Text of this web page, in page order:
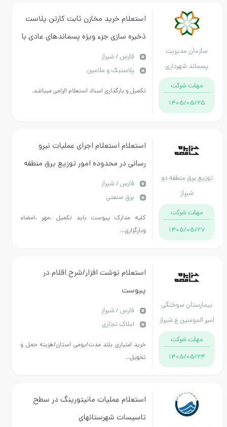
مدیریت
شهرداری
شیراز
شرکت
1405/
استعلام خرید مخازن ثابت کارتن پلاست
ذخیره سازی جزء ویژه پسماندهای عادی با
ظرفیت های 2 و 5 و 60 لیتر بر اساس
مشخصات فنی موجود در اسناد استعلام
فارس / شیراز
پلاستیک و ملامین
تکمیل و بارگذاری اسناد استعلام الزامی میباشد.
منطقه دو
شرکت
1405/
استعلام استعلام اجرای عملیات نیرو
رسانی در محدوده امور توزیع برق منطقه
2 شیراز انجام کار بهمراه عقد قرارداد مدت
زمان انجام کار 4 ماه شمسی است
فارس / شیراز
برق صنعتی
کلیه مدارک پیوست باید تکمیل ،مهر ،امضاء
وبارگزاری...
سوختگی
ع شیراز
شرکت
1405/
استعلام نوشت افزار/شرح اقلام در
فارس / شیراز
املاک تجاری
خرید اعتباری بلند مدت/بومی استان/هزینه حمل و
تحویل...
استعلام عملیات مانیتورینگ در سطح
تاسیسات شهرستانهای